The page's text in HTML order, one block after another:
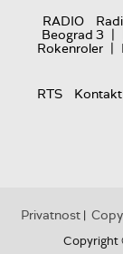
RADIO
Beograd 3 |
Rokenroler |
RTS
Kontakt
Privatnost|
Copyright